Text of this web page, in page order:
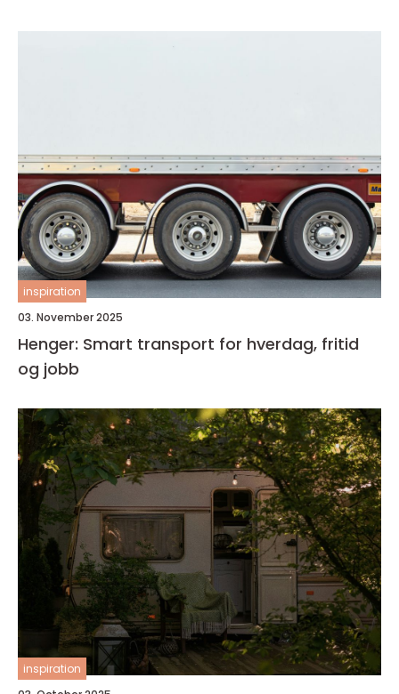
inspiration
03. November 2025
Henger: Smart transport for hverdag, fritid
og jobb
inspiration